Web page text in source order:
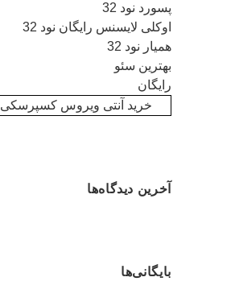
پسورد نود 32
اوکلی لایسنس رایگان نود 32
همیار نود 32
بهترین سئو
رایگان
خرید آنتی ویروس کسپرسکی
آخرین دیدگاه‌ها
بایگانی‌ها